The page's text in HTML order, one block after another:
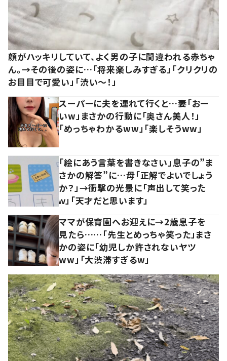
顔がハッキリしていて、よく男の子に間違われる赤ちゃ
ん。→その後の姿に…「将来楽しみすぎる」「クリクリの
お目目で可愛い」「渋い～！」
スーパーに夫を連れて行くと…妻「おー
いw」まさかの行動に「奥さん美人！」
「めっちゃわかるww」「楽しそうww」
「絵にあう言葉を書きなさい」息子の”ま
さかの解答”に…母「正解でよいでしょう
か？」→衝撃の光景に「声出して笑った
ｗ」「天才だと思います」
ママが保育園へお迎えに→2歳息子を
見たら……「先生とめっちゃ笑った」まさ
かの姿に「幼児しか許されないヤツ
ww」「大渋滞すぎるw」